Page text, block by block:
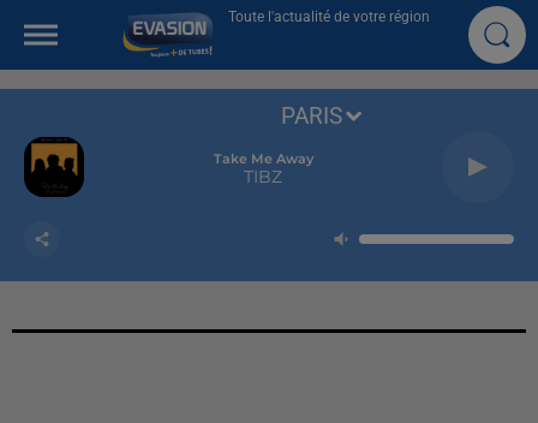
Toute l'actualité de votre région
Take Me Away
TIBZ
PARIS